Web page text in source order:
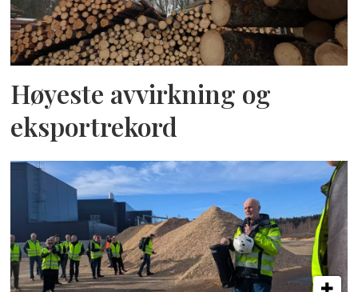
Høyeste avvirkning og
eksportrekord